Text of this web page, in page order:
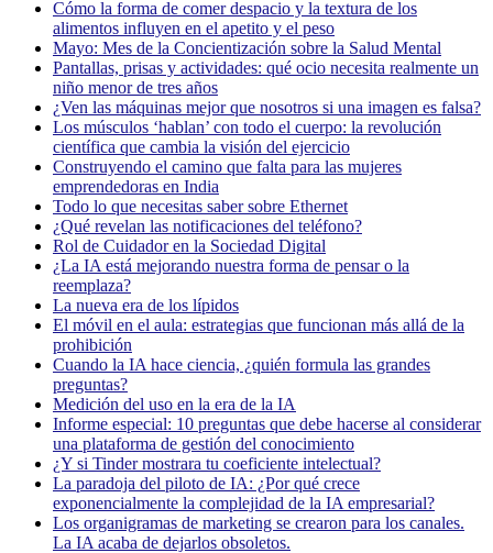
Cómo la forma de comer despacio y la textura de los
alimentos influyen en el apetito y el peso
Mayo: Mes de la Concientización sobre la Salud Mental
Pantallas, prisas y actividades: qué ocio necesita realmente un
niño menor de tres años
¿Ven las máquinas mejor que nosotros si una imagen es falsa?
Los músculos ‘hablan’ con todo el cuerpo: la revolución
científica que cambia la visión del ejercicio
Construyendo el camino que falta para las mujeres
emprendedoras en India
Todo lo que necesitas saber sobre Ethernet
¿Qué revelan las notificaciones del teléfono?
Rol de Cuidador en la Sociedad Digital
¿La IA está mejorando nuestra forma de pensar o la
reemplaza?
La nueva era de los lípidos
El móvil en el aula: estrategias que funcionan más allá de la
prohibición
Cuando la IA hace ciencia, ¿quién formula las grandes
preguntas?
Medición del uso en la era de la IA
Informe especial: 10 preguntas que debe hacerse al considerar
una plataforma de gestión del conocimiento
¿Y si Tinder mostrara tu coeficiente intelectual?
La paradoja del piloto de IA: ¿Por qué crece
exponencialmente la complejidad de la IA empresarial?
Los organigramas de marketing se crearon para los canales.
La IA acaba de dejarlos obsoletos.